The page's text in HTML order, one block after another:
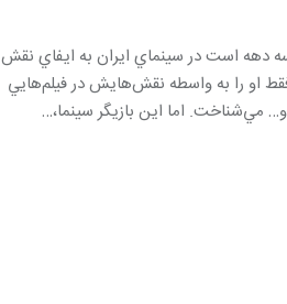
دهه است در سينماي ايران به ايفاي نقش
او را به واسطه نقش‌هايش در فيلم‌هايي
مي‌شناخت. اما اين بازيگر سينما،…